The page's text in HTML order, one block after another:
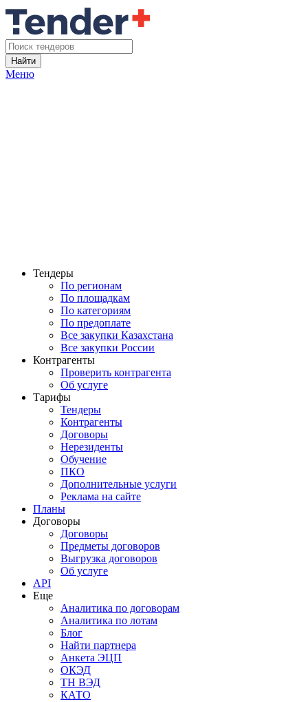
Найти
Меню
Тендеры
По регионам
По площадкам
По категориям
По предоплате
Все закупки Казахстана
Все закупки России
Контрагенты
Проверить контрагента
Об услуге
Тарифы
Тендеры
Контрагенты
Договоры
Нерезиденты
Обучение
ПКО
Дополнительные услуги
Реклама на сайте
Планы
Договоры
Договоры
Предметы договоров
Выгрузка договоров
Об услуге
API
Еще
Аналитика по договорам
Аналитика по лотам
Блог
Найти партнера
Анкета ЭЦП
ОКЭД
ТН ВЭД
КАТО